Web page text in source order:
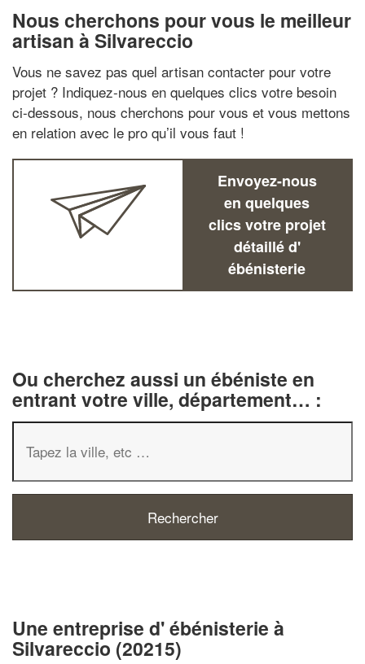
Nous cherchons pour vous le meilleur
artisan à Silvareccio
Vous ne savez pas quel artisan contacter pour votre
projet ? Indiquez-nous en quelques clics votre besoin
ci-dessous, nous cherchons pour vous et vous mettons
en relation avec le pro qu’il vous faut !
Envoyez-nous
en quelques
clics votre projet
détaillé d'
ébénisterie
Ou cherchez aussi un ébéniste en
entrant votre ville, département… :
Une entreprise d' ébénisterie à
Silvareccio (20215)Augmentez votre